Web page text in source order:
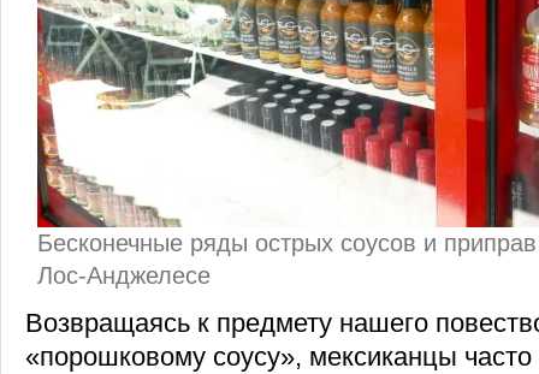
Бесконечные ряды острых соусов и
Лос-Анджелесе
Возвращаясь к предмету нашего
«порошковому соусу», мексиканцы